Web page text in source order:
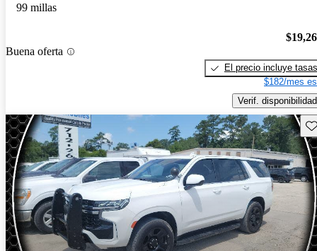
99 millas
Buena oferta
El precio incluye tasas
$182/mes
Verif. disponibilidad